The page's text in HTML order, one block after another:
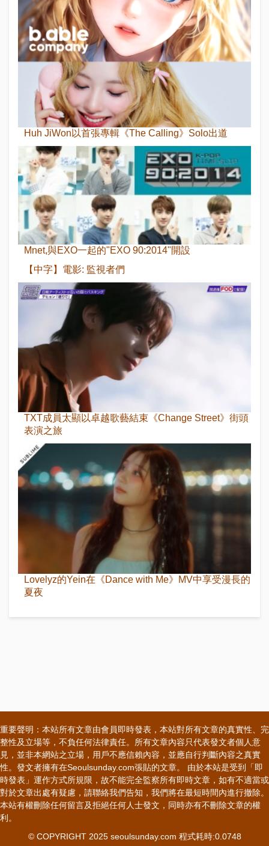
Huh JiWon以首張專輯《The Calling》Solo出道
Mnet,與EXO一起的"EXO 90:2014"開設
【中字】電影: 監視者們
TXT成員太顯以卓越歌藝結束《Change Street》街頭
表演之旅
Lovelyz的Yein在《Dance with Me》MV中享受漫長的
夏夜
重要聲明：本站所有文章由會員即時發表，本站對所有文章的真實性、完
整性及立場等，不負任何法律責任。所有文章內容只代表發文者個人意
見，並非本網站之立場，用戶不應信賴內容，並應自行判斷內容之真實
性。發文者擁有在Seoulsunday.com張貼的文章。 由於本站是受到「即
時發表」運作方式所規限，故不能完全監察所有即時文章，如有不適當或
對於文章出處有疑慮，請聯絡我們告知，我們將在最短時間內進行撤除。
本站有權刪除任何留言及拒絕任何人士發文，同時亦有不刪除文章的權
利。
© COPYRIGHT 2025 seoulsunday.com 程式耗時:0.0748